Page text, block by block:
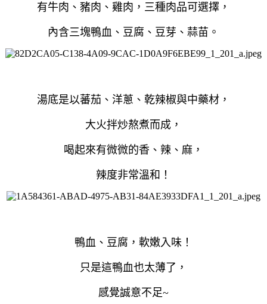
有牛肉、豬肉、雞肉，三種肉品可選擇，
內含三塊鴨血、豆腐、豆芽、蒜苗。
湯底是以蕃茄、洋蔥、乾辣椒與中藥材，
大火拌炒熬煮而成，
喝起來有微微的香、辣、麻，
辣度非常溫和！
鴨血、豆腐，軟嫩入味！
只是這鴨血也太薄了，
感覺誠意不足~